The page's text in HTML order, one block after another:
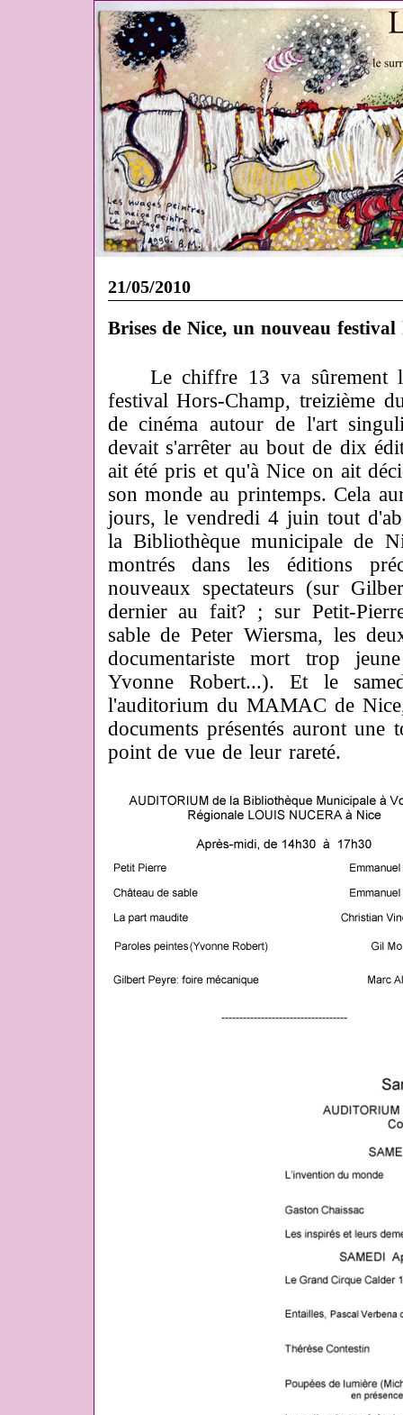
21/05/2010
Brises de Nice, un nouveau festival
Le chiffre 13 va sûrement
festival Hors-Champ, treizième
de cinéma autour de l'art
devait s'arrêter au bout de dix
ait été pris et qu'à Nice on ait
son monde au printemps. Cela
jours, le vendredi 4 juin tout
la Bibliothèque municipale de
montrés dans les éditions
nouveaux spectateurs (sur
dernier au fait? ; sur Petit-
sable de Peter Wiersma, les
documentariste mort trop
Yvonne Robert...). Et le
l'auditorium du MAMAC de
documents présentés auront une
point de vue de leur rareté.